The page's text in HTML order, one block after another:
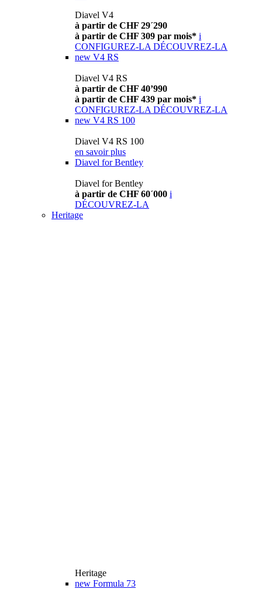
Diavel V4
à partir de CHF 29´290
à partir de CHF 309 par mois* i
CONFIGUREZ-LA DÉCOUVREZ-LA
new V4 RS
Diavel V4 RS
à partir de CHF 40’990
à partir de CHF 439 par mois* i
CONFIGUREZ-LA DÉCOUVREZ-LA
new V4 RS 100
Diavel V4 RS 100
en savoir plus
Diavel for Bentley
Diavel for Bentley
à partir de CHF 60´000 i
DÉCOUVREZ-LA
Heritage
Heritage
new Formula 73